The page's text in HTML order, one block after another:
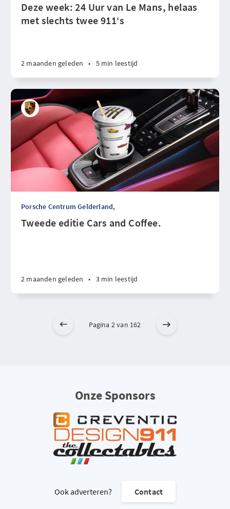
Deze week: 24 Uur van Le Mans, helaas
met slechts twee 911‘s
2 maanden geleden • 5 min leestijd
Porsche Centrum Gelderland,
Tweede editie Cars and Coffee.
2 maanden geleden • 3 min leestijd
Pagina 2 van 162
Onze Sponsors
Ook adverteren? Contact